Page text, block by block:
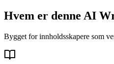
Hvem er denne AI
Bygget for innholdsskapere som